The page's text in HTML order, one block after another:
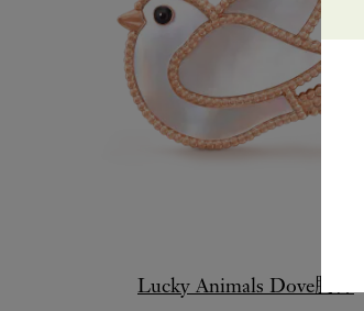
Lucky Animals Dove胸针